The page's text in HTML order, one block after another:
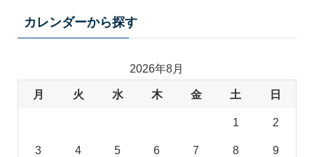
カレンダーから探す
2026年8月
月 火 水 木 金 土 日
1 2
3 4 5 6 7 8 9